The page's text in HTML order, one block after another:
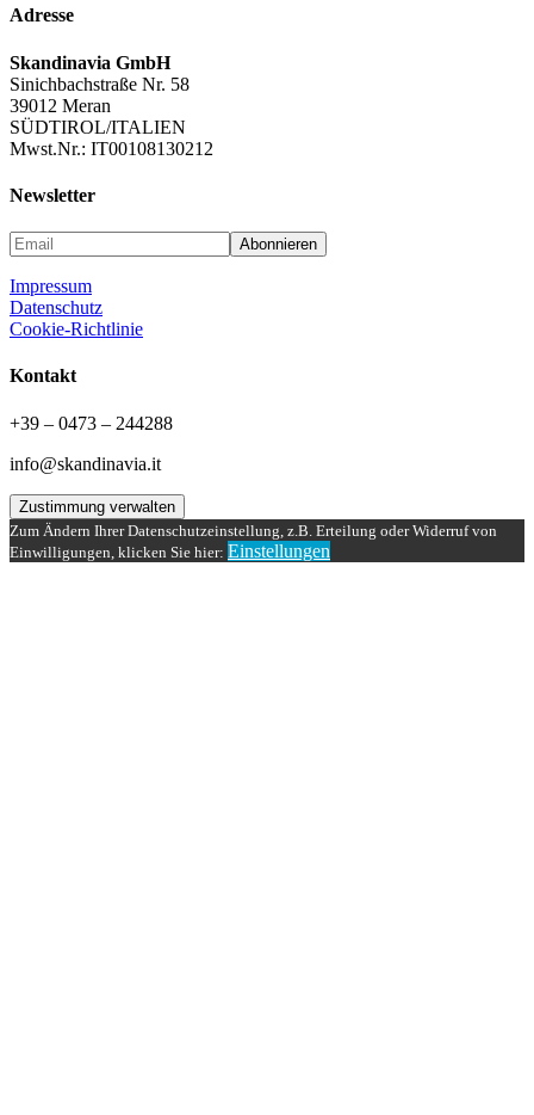
Adresse
Skandinavia GmbH
Sinichbachstraße Nr. 58
39012 Meran
SÜDTIROL/ITALIEN
Mwst.Nr.: IT00108130212
Newsletter
Impressum
Datenschutz
Cookie-Richtlinie
Kontakt
+39 – 0473 – 244288
info@skandinavia.it
Zustimmung verwalten
Zum Ändern Ihrer Datenschutzeinstellung, z.B. Erteilung oder Widerruf von
Einwilligungen, klicken Sie hier: Einstellungen